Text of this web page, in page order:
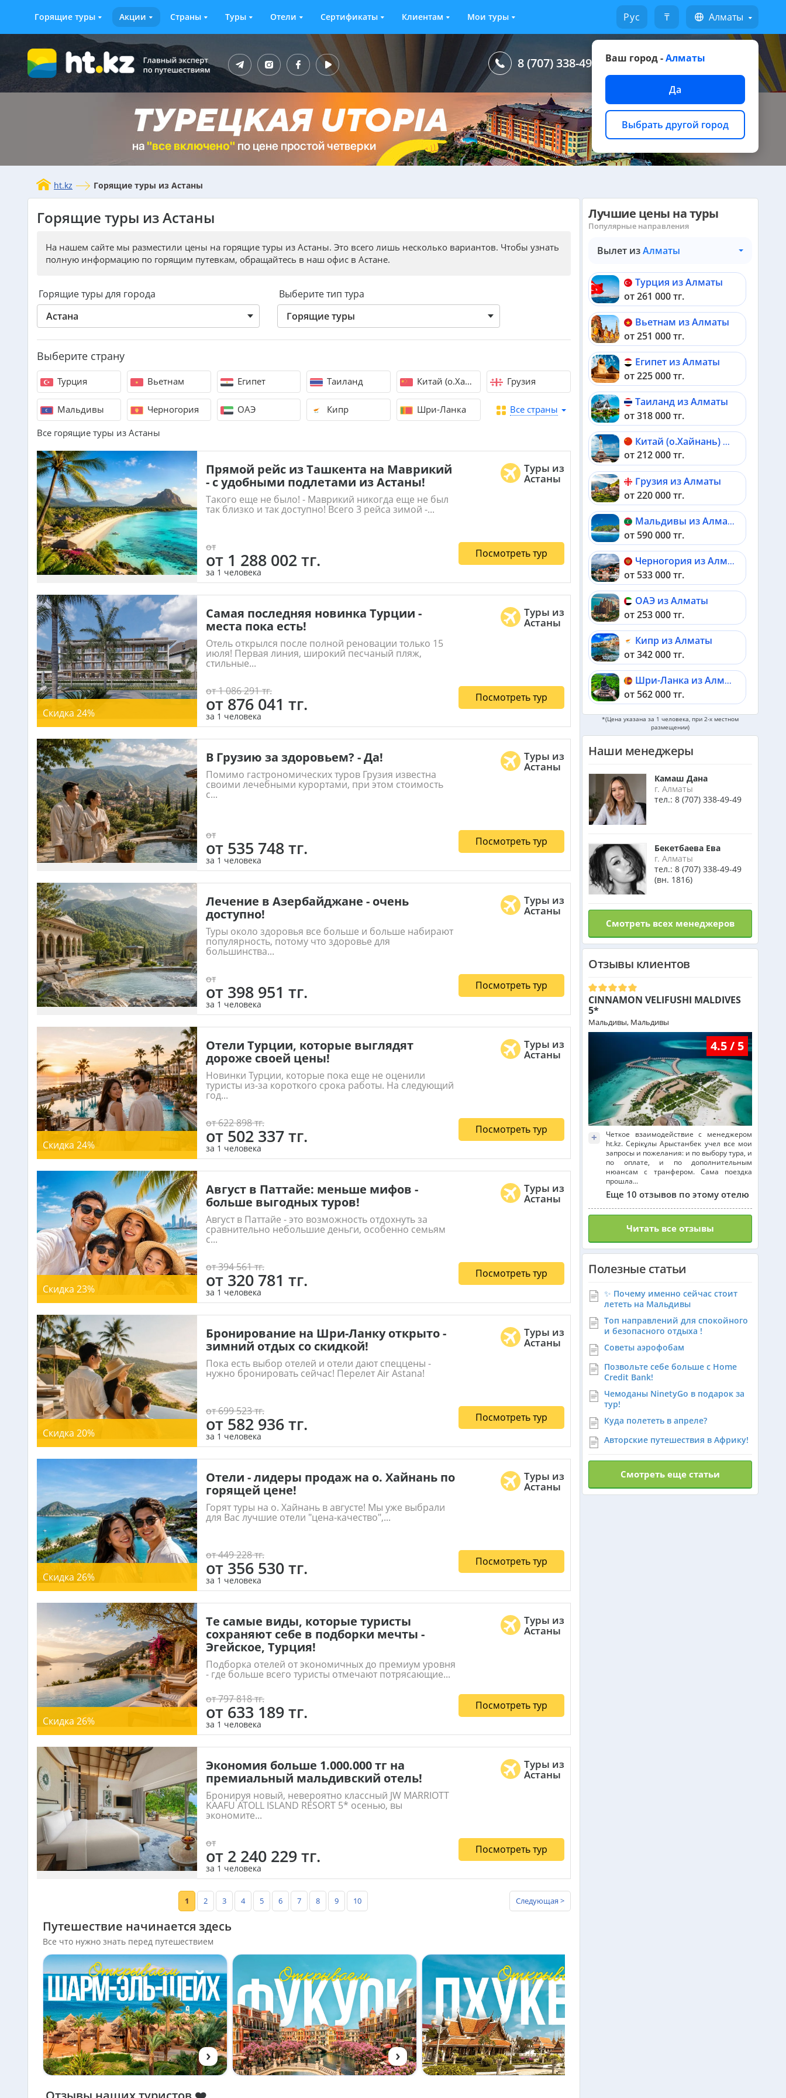
Горящие туры Акции Страны Туры Отели Сертификаты Клиентам Мои туры Русский ₸ Алматы
Ваш город -Алматы
Да
Выбрать другой город
8 (707) 338-49-49 Написать на WhatsApp
ht.kz Горящие туры из Астаны
Горящие туры из Астаны
На нашем сайте мы разместили цены на горящие туры из Астаны. Это всего лишь несколько вариантов. Чтобы узнать
полную информацию по горящим путевкам, обращайтесь в наш офис в Астане.
Горящие туры для города
Астана
Выберите тип тура
Горящие туры
Выберите страну
Турция Вьетнам Египет Таиланд Китай (о.Хайнань) Грузия
Мальдивы Черногория ОАЭ Кипр Шри-Ланка
Все страны
Все горящие туры из Астаны
Прямой рейс из Ташкента на Маврикий
- с удобными подлетами из Астаны!
Такого еще не было! - Маврикий никогда еще не был
так близко и так доступно! Всего 3 рейса зимой -...
Туры из
Астаны
от
от 1 288 002 тг.
за 1 человека
Посмотреть тур
Скидка 24%
Самая последняя новинка Турции -
места пока есть!
Отель открылся после полной реновации только 15
июля! Первая линия, широкий песчаный пляж,
стильные...
Туры из
Астаны
от 1 086 291 тг.
от 876 041 тг.
за 1 человека
Посмотреть тур
В Грузию за здоровьем? - Да!
Помимо гастрономических туров Грузия известна
своими лечебными курортами, при этом стоимость
с...
Туры из
Астаны
от
от 535 748 тг.
за 1 человека
Посмотреть тур
Лечение в Азербайджане - очень
доступно!
Туры около здоровья все больше и больше набирают
популярность, потому что здоровье для
большинства...
Туры из
Астаны
от
от 398 951 тг.
за 1 человека
Посмотреть тур
Скидка 24%
Отели Турции, которые выглядят
дороже своей цены!
Новинки Турции, которые пока еще не оценили
туристы из-за короткого срока работы. На следующий
год...
Туры из
Астаны
от 622 898 тг.
от 502 337 тг.
за 1 человека
Посмотреть тур
Скидка 23%
Август в Паттайе: меньше мифов -
больше выгодных туров!
Август в Паттайе - это возможность отдохнуть за
сравнительно небольшие деньги, особенно семьям
с...
Туры из
Астаны
от 394 561 тг.
от 320 781 тг.
за 1 человека
Посмотреть тур
Скидка 20%
Бронирование на Шри-Ланку открыто -
зимний отдых со скидкой!
Пока есть выбор отелей и отели дают спеццены -
нужно бронировать сейчас! Перелет Air Astana!
Туры из
Астаны
от 699 523 тг.
от 582 936 тг.
за 1 человека
Посмотреть тур
Скидка 26%
Отели - лидеры продаж на о. Хайнань по
горящей цене!
Горят туры на о. Хайнань в августе! Мы уже выбрали
для Вас лучшие отели "цена-качество",...
Туры из
Астаны
от 449 228 тг.
от 356 530 тг.
за 1 человека
Посмотреть тур
Скидка 26%
Те самые виды, которые туристы
сохраняют себе в подборки мечты -
Эгейское, Турция!
Подборка отелей от экономичных до премиум уровня
- где больше всего туристы отмечают потрясающие...
Туры из
Астаны
от 797 818 тг.
от 633 189 тг.
за 1 человека
Посмотреть тур
Экономия больше 1.000.000 тг на
премиальный мальдивский отель!
Бронируя новый, невероятно классный JW MARRIOTT
KAAFU ATOLL ISLAND RESORT 5* осенью, вы
экономите...
Туры из
Астаны
от
от 2 240 229 тг.
за 1 человека
Посмотреть тур
1 2 3 4 5 6 7 8 9 10 Следующая >
Путешествие начинается здесь
Все что нужно знать перед путешествием
› ›
Лучшие цены на туры
Популярные направления
Вылет изАлматы
Турция из Алматы
от 261 000 тг.
Вьетнам из Алматы
от 251 000 тг.
Египет из Алматы
от 225 000 тг.
Таиланд из Алматы
от 318 000 тг.
Китай (о.Хайнань) из Алматы
от 212 000 тг.
Грузия из Алматы
от 220 000 тг.
Мальдивы из Алматы
от 590 000 тг.
Черногория из Алматы
от 533 000 тг.
ОАЭ из Алматы
от 253 000 тг.
Кипр из Алматы
от 342 000 тг.
Шри-Ланка из Алматы
от 562 000 тг.
Катар из Алматы
от 335 000 тг.
от 742 000 тг.
Малайзия из Алматы
от 385 000 тг.
Италия из Алматы
Чехия из Алматы
Греция из Алматы
Сейшелы из Алматы
Доминикана из Алматы
Франция из Алматы
Болгария из Алматы
Финляндия из Алматы
Сингапур из Алматы
Танзания из Алматы
Израиль из Алматы
Оман из Алматы
*(Цена указана за 1 человека, при 2-х местном
размещении)
Наши менеджеры
Камаш Дана
г. Алматы
тел.: 8 (707) 338-49-49
Бекетбаева Ева
г. Алматы
тел.: 8 (707) 338-49-49
(вн. 1816)
Смотреть всех менеджеров
Отзывы клиентов
CINNAMON VELIFUSHI MALDIVES
5*
Мальдивы, Мальдивы
4.5 / 5
+
Четкое взаимодействие с менеджером
ht.kz. Серікұлы Арыстанбек учел все мои
запросы и пожелания: и по выбору тура, и
по оплате, и по дополнительным
нюансам с транфером. Сама поездка
прошла...
Еще 10 отзывов по этому отелю
Читать все отзывы
Полезные статьи
✨ Почему именно сейчас стоит
лететь на Мальдивы
Топ направлений для спокойного
и безопасного отдыха !
Советы аэрофобам
Позвольте себе больше с Home
Credit Bank!
Чемоданы NinetyGo в подарок за
тур!
Куда полететь в апреле?
Авторские путешествия в Африку!
Смотреть еще статьи